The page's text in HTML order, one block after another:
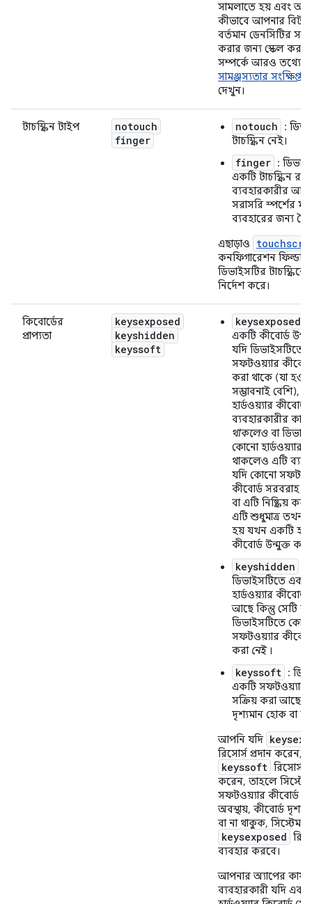
সামলাতে হয় এবং
কীভাবে আপনার
বর্তমান ডেনসিটির
করার জন্য স্কেল
সম্পর্কে আরও তথ্যের
সামঞ্জস্যতার সংক্ষিপ্ত
দেখুন।
টাচস্ক্রিন টাইপ
notouch
finger
notouch
:
টাচস্ক্রিন নেই।
finger :
একটি টাচস্ক্রিন
ব্যবহারকারীর
সরাসরি স্পর্শের
ব্যবহারের জন্য
এছাড়াও
কনফিগারেশন ফিল্ডটি
ডিভাইসটির
নির্দেশ করে।
কিবোর্ডের
প্রাপ্যতা
keysexposed
keyshidden
keyssoft
keysexposed
একটি কীবোর্ড
যদি ডিভাইসটিতে
সফটওয়্যার
করা থাকে (যা
সম্ভাবনাই বেশি),
হার্ডওয়্যার কীবোর্ড
ব্যবহারকারীর
থাকলেও বা
কোনো হার্ডওয়্যার
থাকলেও এটি
যদি কোনো
কীবোর্ড সরবরাহ
বা এটি নিষ্ক্রিয়
এটি শুধুমাত্র
হয় যখন একটি
কীবোর্ড উন্মুক্ত
keyshidden
ডিভাইসটিতে একটি
হার্ডওয়্যার
আছে কিন্তু সেটি
ডিভাইসটিতে
সফটওয়্যার
করা নেই।
keyssoft :
একটি সফটওয়্যার
সক্রিয় করা আছে,
দৃশ্যমান হোক বা
আপনি যদি
রিসোর্স প্রদান করেন,
keyssoft রিসোর্স
করেন, তাহলে
সফটওয়্যার কীবোর্ড
অবস্থায়, কীবোর্ড
বা না থাকুক, সিস্টেমটি
keysexposed
ব্যবহার করবে।
আপনার অ্যাপের
ব্যবহারকারী যদি